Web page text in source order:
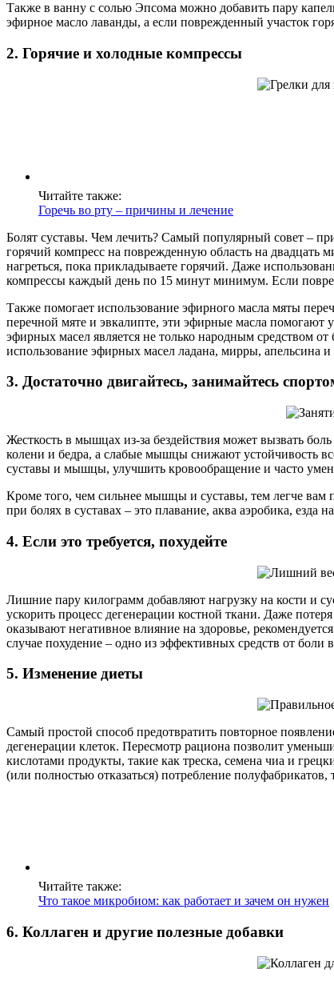
Также в ванну с солью Эпсома можно добавить пару
эфирное масло лаванды, а если поврежденный участок
2. Горячие и холодные компрессы
Читайте также:
Горечь во рту – причины и лечение
Болят суставы. Чем лечить? Самый популярный совет –
горячий компресс на поврежденную область на двадцать
нагреться, пока прикладываете горячий. Даже
компрессы каждый день по 15 минут минимум. Если
Также помогает использование эфирного масла мяты
перечной мяте и эвкалипте, эти эфирные масла помогают
эфирных масел является не только народным средством
использование эфирных масел ладана, мирры, апельсина
3. Достаточно двигайтесь, занимайтесь
Жесткость в мышцах из-за бездействия может вызвать
колени и бедра, а слабые мышцы снижают устойчивость
суставы и мышцы, улучшить кровообращение и часто
Кроме того, чем сильнее мышцы и суставы, тем легче
при болях в суставах – это плавание, аква аэробика, езда
4. Если это требуется, похудейте
Лишние пару килограмм добавляют нагрузку на кости и
ускорить процесс дегенерации костной ткани. Даже
оказывают негативное влияние на здоровье,
случае похудение – одно из эффективных средств от боли в
5. Изменение диеты
Самый простой способ предотвратить повторное
дегенерации клеток. Пересмотр рациона позволит
кислотами продукты, такие как треска, семена чиа и
(или полностью отказаться) потребление
Читайте также:
Что такое микробиом: как работает и зачем он нужен
6. Коллаген и другие полезные добавки